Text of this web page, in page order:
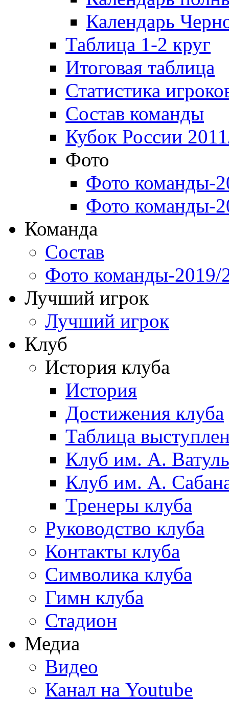
Календарь
Таблица 1-2 круг
Итоговая таблица
Статистика
Состав команды
Кубок России
Фото
Фото команды-
Фото команды-
Команда
Состав
Фото команды-2019/
Лучший игрок
Лучший игрок
Клуб
История клуба
История
Достижения клуба
Таблица
Клуб им. А.
Клуб им. А.
Тренеры клуба
Руководство клуба
Контакты клуба
Символика клуба
Гимн клуба
Стадион
Медиа
Видео
Канал на Youtube